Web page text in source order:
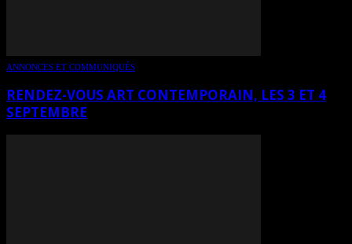
ANNONCES ET COMMUNIQUÉS
RENDEZ-VOUS ART CONTEMPORAIN, LES 3 ET 4
SEPTEMBRE